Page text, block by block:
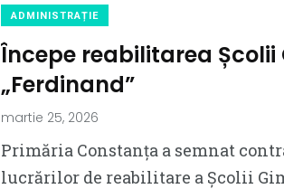
ADMINISTRAȚIE
Începe reabilitarea Școlii
„Ferdinand”
martie 25, 2026
Primăria Constanța a semnat
lucrărilor de reabilitare a Școlii